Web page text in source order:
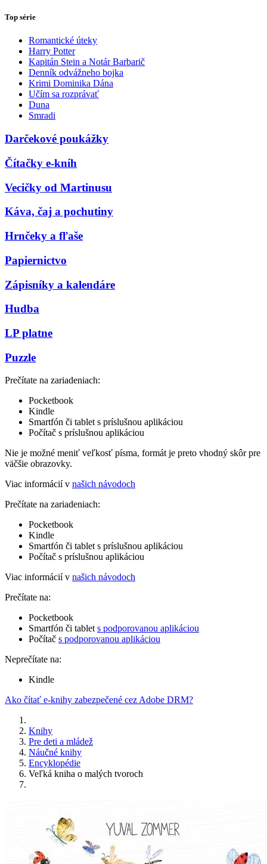
Top série
Romantické úteky
Harry Potter
Kapitán Stein a Notár Barbarič
Denník odvážneho bojka
Krimi Dominika Dána
Učím sa rozprávať
Duna
Smradi
Darčekové poukážky
Čítačky e-kníh
Vecičky od Martinusu
Káva, čaj a pochutiny
Hrnčeky a fľaše
Papiernictvo
Zápisníky a kalendáre
Hudba
LP platne
Puzzle
Prečítate na zariadeniach:
Pocketbook
Kindle
Smartfón či tablet s príslušnou aplikáciou
Počítač s príslušnou aplikáciou
Nie je možné meniť veľkosť písma, formát je preto vhodný skôr pre
väčšie obrazovky.
Viac informácií v našich návodoch
Prečítate na zariadeniach:
Pocketbook
Kindle
Smartfón či tablet s príslušnou aplikáciou
Počítač s príslušnou aplikáciou
Viac informácií v našich návodoch
Prečítate na:
Pocketbook
Smartfón či tablet s podporovanou aplikáciou
Počítač s podporovanou aplikáciou
Neprečítate na:
Kindle
Ako čítať e-knihy zabezpečené cez Adobe DRM?
Knihy
Pre deti a mládež
Náučné knihy
Encyklopédie
Veľká kniha o malých tvoroch